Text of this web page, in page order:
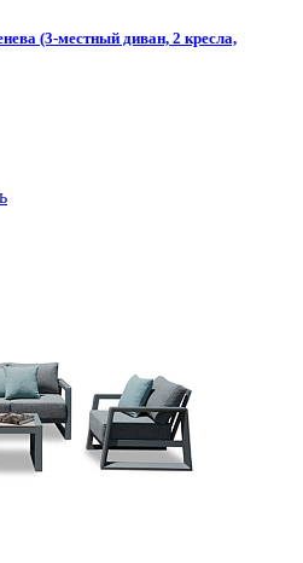
(3-местный диван, 2 кресла,